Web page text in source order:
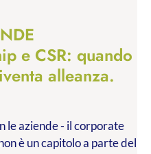
e CSR: quando
alleanza.
le aziende - il corporate
è un capitolo a parte del